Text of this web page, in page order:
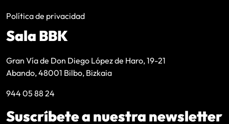
Política de privacidad
Sala BBK
Gran Vía de Don Diego López de Haro, 19-21
Abando, 48001 Bilbo, Bizkaia
944 05 88 24
Suscríbete a nuestra newsletter